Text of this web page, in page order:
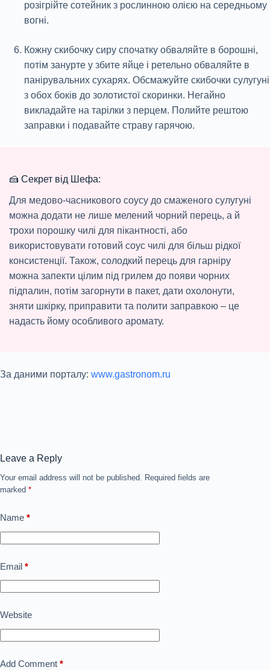
розігрійте сотейник з рослинною олією на середньому
вогні.
Кожну скибочку сиру спочатку обваляйте в борошні,
потім занурте у збите яйце і ретельно обваляйте в
панірувальних сухарях. Обсмажуйте скибочки сулугуні
з обох боків до золотистої скоринки. Негайно
викладайте на тарілки з перцем. Полийте рештою
заправки і подавайте страву гарячою.
🍰 Секрет від Шефа:
Для медово-часникового соусу до смаженого сулугуні
можна додати не лише мелений чорний перець, а й
трохи порошку чилі для пікантності, або
використовувати готовий соус чилі для більш рідкої
консистенції. Також, солодкий перець для гарніру
можна запекти цілим під грилем до появи чорних
підпалин, потім загорнути в пакет, дати охолонути,
зняти шкірку, приправити та полити заправкою – це
надасть йому особливого аромату.
За даними порталу: www.gastronom.ru
Leave a Reply
Your email address will not be published. Required fields are
marked *
Name *
Email *
Website
Add Comment *